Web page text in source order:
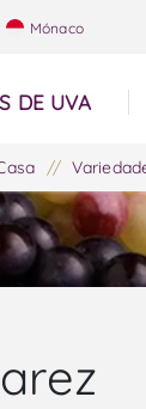
Mónaco
DE UVA
/